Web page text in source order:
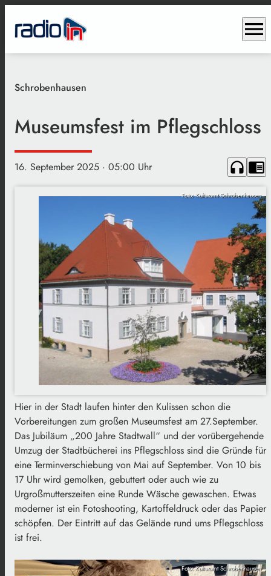
menu
Schrobenhausen
Museumsfest im Pflegschloss
16. September 2025 · 05:00 Uhr headphones chrome_reader_mode
Foto: Kulturamt Schrobenhausen
Hier in der Stadt laufen hinter den Kulissen schon die
Vorbereitungen zum großen Museumsfest am 27.September.
Das Jubiläum „200 Jahre Stadtwall“ und der vorübergehende
Umzug der Stadtbücherei ins Pflegschloss sind die Gründe für
eine Terminverschiebung von Mai auf September. Von 10 bis
17 Uhr wird gemolken, gebuttert oder auch wie zu
Urgroßmutterszeiten eine Runde Wäsche gewaschen. Etwas
moderner ist ein Fotoshooting, Kartoffeldruck oder das Papier
schöpfen. Der Eintritt auf das Gelände rund ums Pflegschloss
ist frei.
Foto: Kulturamt Schrobenhausen